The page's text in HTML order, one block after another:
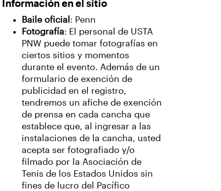
Información en el sitio
Baile oficial : Penn
Fotografía: El personal de USTA
PNW puede tomar fotografías en
ciertos sitios y momentos
durante el evento. Además de un
formulario de exención de
publicidad en el registro,
tendremos un afiche de exención
de prensa en cada cancha que
establece que, al ingresar a las
instalaciones de la cancha, usted
acepta ser fotografiado y/o
filmado por la Asociación de
Tenis de los Estados Unidos sin
fines de lucro del Pacífico